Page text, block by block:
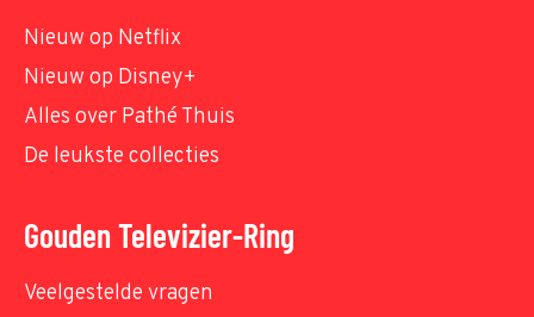
Nieuw op Netflix
Nieuw op Disney+
Alles over Pathé Thuis
De leukste collecties
Gouden Televizier-Ring
Veelgestelde vragen